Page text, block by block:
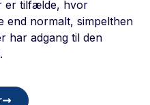
er tilfælde, hvor
end normalt, simpelthen
har adgang til den